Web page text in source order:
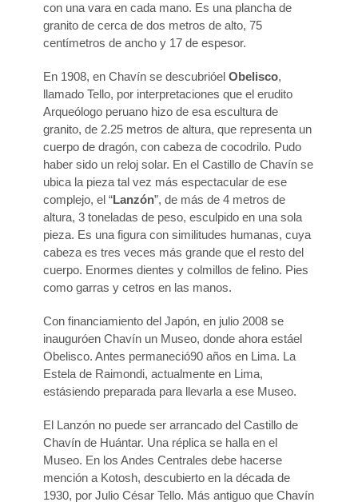
con una vara en cada mano. Es una plancha de
granito de cerca de dos metros de alto, 75
centímetros de ancho y 17 de espesor.
En 1908, en Chavín se descubrióel Obelisco,
llamado Tello, por interpretaciones que el erudito
Arqueólogo peruano hizo de esa escultura de
granito, de 2.25 metros de altura, que representa un
cuerpo de dragón, con cabeza de cocodrilo. Pudo
haber sido un reloj solar. En el Castillo de Chavín se
ubica la pieza tal vez más espectacular de ese
complejo, el “Lanzón”, de más de 4 metros de
altura, 3 toneladas de peso, esculpido en una sola
pieza. Es una figura con similitudes humanas, cuya
cabeza es tres veces más grande que el resto del
cuerpo. Enormes dientes y colmillos de felino. Pies
como garras y cetros en las manos.
Con financiamiento del Japón, en julio 2008 se
inauguróen Chavín un Museo, donde ahora estáel
Obelisco. Antes permaneció90 años en Lima. La
Estela de Raimondi, actualmente en Lima,
estásiendo preparada para llevarla a ese Museo.
El Lanzón no puede ser arrancado del Castillo de
Chavín de Huántar. Una réplica se halla en el
Museo. En los Andes Centrales debe hacerse
mención a Kotosh, descubierto en la década de
1930, por Julio César Tello. Más antiguo que Chavín